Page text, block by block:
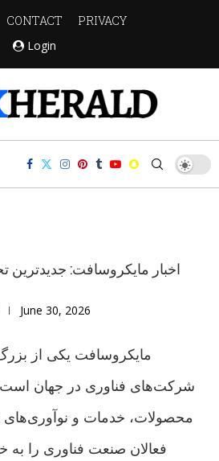
CONTACT
PRIVACY
Login
اخبار مایکروسافت: جدیدترین
June 30, 2026
مایکروسافت یکی از
شرکت‌های فناوری در جهان است
محصولات، خدمات و نوآوری‌های
فعالان صنعت فناوری را به